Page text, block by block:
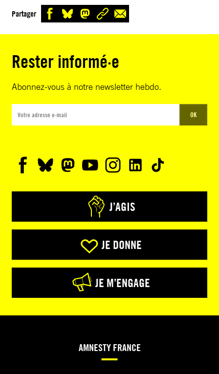
Partager
Rester informé·e
Abonnez-vous à notre newsletter hebdo.
OK
J’AGIS
JE DONNE
JE M’ENGAGE
AMNESTY FRANCE